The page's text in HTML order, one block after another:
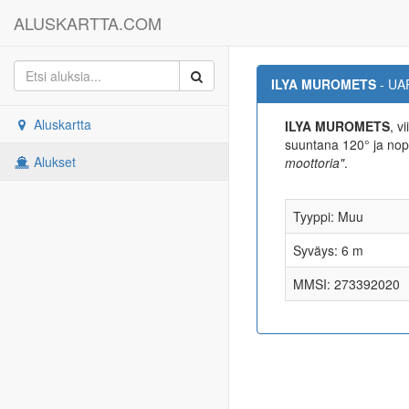
ALUSKARTTA.COM
Aluskartta
Alukset
ILYA MUROMETS -
ILYA MUROMETS,
suuntana 120° ja
moottoria".
Tyyppi: Muu
Syväys: 6 m
MMSI: 273392020